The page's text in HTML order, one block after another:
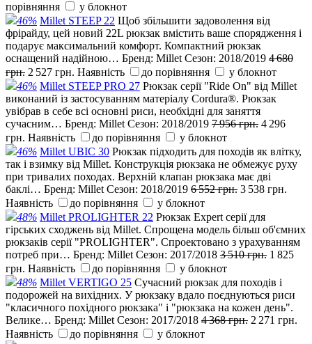
порівняння
у блокнот
46% Millet STEEP 22 Щоб збільшити задоволення від
фрірайду, цей новий 22L рюкзак вмістить ваше спорядження і
подарує максимальний комфорт. Компактний рюкзак
оснащений надійною… Бренд: Millet Сезон: 2018/2019 4 680
грн. 2 527 грн. Наявність до порівняння
у блокнот
46% Millet STEEP PRO 27 Рюкзак серії "Ride On" від Millet
виконаний із застосуванням матеріалу Cordura®. Рюкзак
увібрав в себе всі основні риси, необхідні для заняття
сучасним… Бренд: Millet Сезон: 2018/2019 7 956 грн. 4 296
грн. Наявність до порівняння
у блокнот
46% Millet UBIC 30 Рюкзак підходить для походів як влітку,
так і взимку від Millet. Конструкція рюкзака не обмежує руху
при тривалих походах. Верхній клапан рюкзака має дві
баклі… Бренд: Millet Сезон: 2018/2019 6 552 грн. 3 538 грн.
Наявність
до порівняння
у блокнот
48% Millet PROLIGHTER 22 Рюкзак Expert серії для
гірських сходжень від Millet. Спрощена модель більш об'ємних
рюкзаків серії "PROLIGHTER". Спроектовано з урахуванням
потреб при… Бренд: Millet Сезон: 2017/2018 3 510 грн. 1 825
грн. Наявність до порівняння
у блокнот
48% Millet VERTIGO 25 Сучасний рюкзак для походів і
подорожей на вихідних. У рюкзаку вдало поєднуються риси
"класичного похідного рюкзака" і "рюкзака на кожен день".
Велике… Бренд: Millet Сезон: 2017/2018 4 368 грн. 2 271 грн.
Наявність
до порівняння
у блокнот